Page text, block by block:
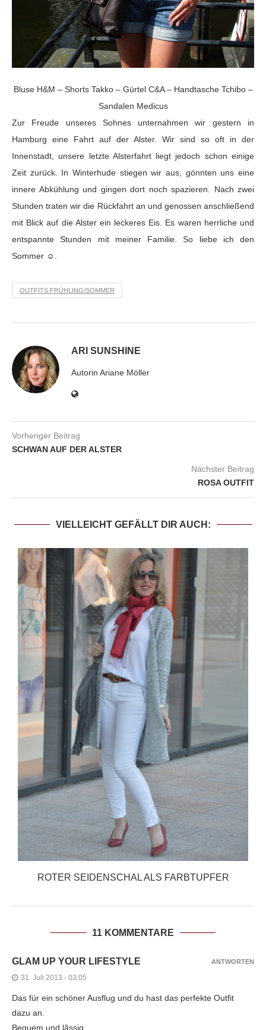
Bluse H&M – Shorts Takko – Gürtel C&A – Handtasche Tchibo –
Sandalen Medicus
Zur Freude unseres Sohnes unternahmen wir gestern in
Hamburg eine Fahrt auf der Alster. Wir sind so oft in der
Innenstadt, unsere letzte Alsterfahrt liegt jedoch schon einige
Zeit zurück. In Winterhude stiegen wir aus, gönnten uns eine
innere Abkühlung und gingen dort noch spazieren. Nach zwei
Stunden traten wir die Rückfahrt an und genossen anschließend
mit Blick auf die Alster ein leckeres Eis. Es waren herrliche und
entspannte Stunden mit meiner Familie. So liebe ich den
Sommer ☺.
OUTFITS FRÜHLING/SOMMER
ARI SUNSHINE
Autorin Ariane Möller
Vorheriger Beitrag
SCHWAN AUF DER ALSTER
Nächster Beitrag
ROSA OUTFIT
VIELLEICHT GEFÄLLT DIR AUCH:
ROTER SEIDENSCHAL ALS FARBTUPFER
11 KOMMENTARE
GLAM UP YOUR LIFESTYLE
31. Juli 2013 - 03:05
Das für ein schöner Ausflug und du hast das perfekte Outfit
dazu an.
Bequem und lãssig.
ANTWORTEN